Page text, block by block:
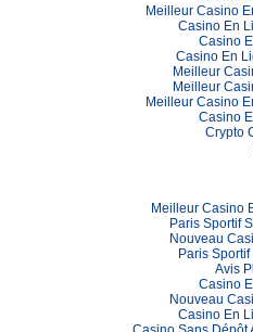
Meilleur Casino
Casino En
Casino
Casino En
Meilleur
Meilleur
Meilleur Casino
Casino
Crypto
Meilleur Casino
Paris Sportif
Nouveau
Paris Sportif
Avis
Casino
Nouveau
Casino En